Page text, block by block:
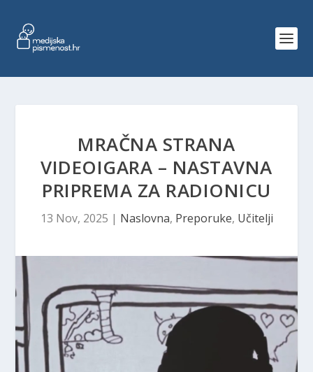
MRAČNA STRANA
VIDEOIGARA – NASTAVNA
PRIPREMA ZA RADIONICU
13 Nov, 2025 | Naslovna, Preporuke, Učitelji